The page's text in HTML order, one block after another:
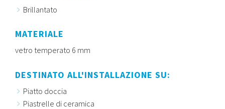
Brillantato
MATERIALE
vetro temperato 6 mm
DESTINATO ALL'INSTALLAZIONE SU:
Piatto doccia
Piastrelle di ceramica